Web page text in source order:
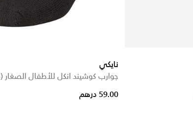
نايكي
جوارب كوشيند انكل للأطفال الصغار (3 أزواج)
59.00 درهم